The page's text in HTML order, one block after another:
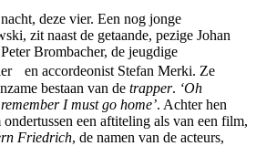
deze vier. Een nog jonge
zit naast de getaande, pezige Johan
Brombacher, de jeugdige
en accordeonist Stefan Merki. Ze
bestaan van de trapper. ‘Oh
I must go home’. Achter hen
een aftiteling als van een film,
Friedrich, de namen van de acteurs,